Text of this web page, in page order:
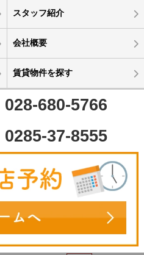
スタッフ紹介
会社概要
賃貸物件を探す
028-680-5766
0285-37-8555